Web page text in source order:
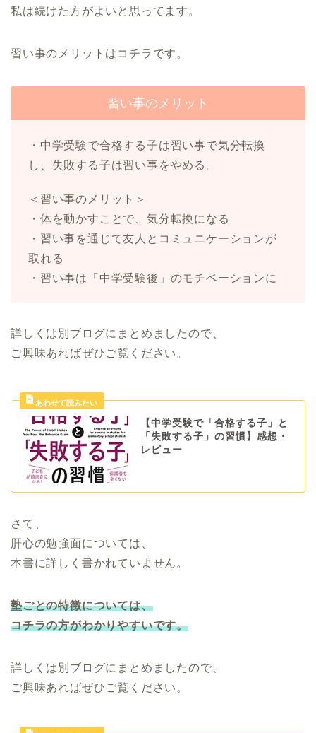
私は続けた方がよいと思ってます。
習い事のメリットはコチラです。
習い事のメリット
・中学受験で合格する子は習い事で気分転換
し、失敗する子は習い事をやめる。
＜習い事のメリット＞
・体を動かすことで、気分転換になる
・習い事を通じて友人とコミュニケーションが
取れる
・習い事は「中学受験後」のモチベーションに
詳しくは別ブログにまとめましたので、
ご興味あればぜひご覧ください。
【中学受験で「合格する子」と
「失敗する子」の習慣】感想・
レビュー
さて、
肝心の勉強面については、
本書に詳しく書かれていません。
塾ごとの特徴については、
コチラの方がわかりやすいです。
詳しくは別ブログにまとめましたので、
ご興味あればぜひご覧ください。